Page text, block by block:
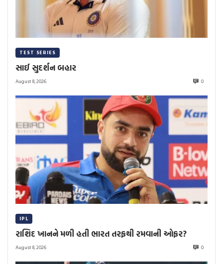
TEST SERIES
સાઈ સુદર્શન બહાર
August 8, 2026 0
IPL
રાશિદ ખાનને મળી હતી ભારત તરફથી રમવાની ઓફર?
August 8, 2026 0